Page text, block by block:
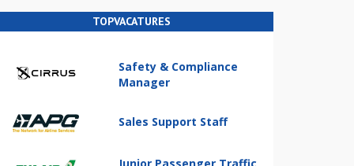
TOPVACATURES
Safety & Compliance
Manager
Sales Support Staff